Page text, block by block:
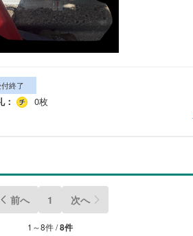
終了
：
0枚
前へ 1 次へ
1～8件 /8件